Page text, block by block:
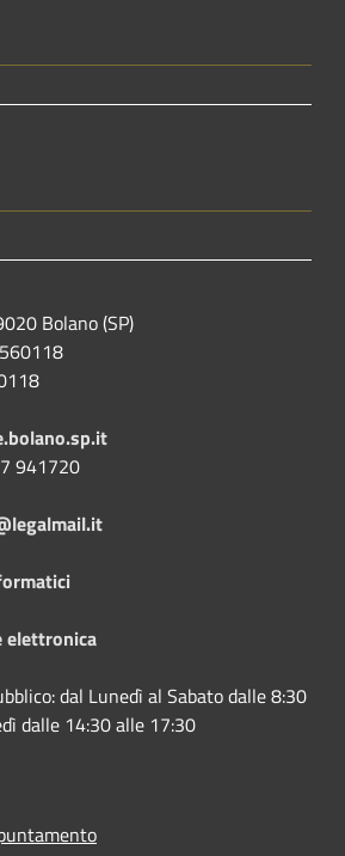
Bolano (SP)
941720
elettronica
dal Lunedì al Sabato dalle 8:30
dalle 14:30 alle 17:30